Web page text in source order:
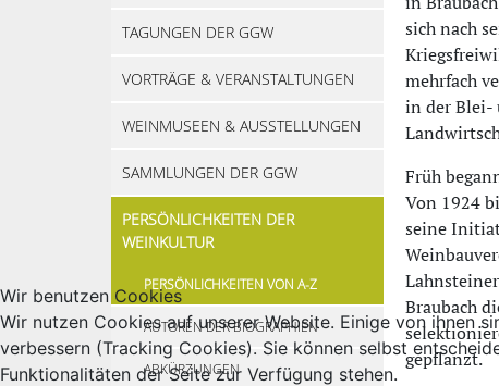
TAGUNGEN DER GGW
VORTRÄGE & VERANSTALTUNGEN
WEINMUSEEN & AUSSTELLUNGEN
SAMMLUNGEN DER GGW
PERSÖNLICHKEITEN DER
WEINKULTUR
PERSÖNLICHKEITEN VON A-Z
AUTOREN DER BIOGRAPHIEN
ABKÜRZUNGEN
sich nach
mehrfach
in der Blei-
Früh
Von 1924
seine
Braubach
gepflanzt.
Wir benutzen Cookies
Wir nutzen Cookies auf unserer Website. Einige von ihnen
verbessern (Tracking Cookies). Sie können selbst
Funktionalitäten der Seite zur Verfügung stehen.